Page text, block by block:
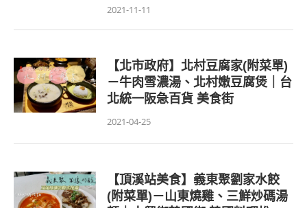
2021-11-11
【北市政府】北村豆腐家(附菜單)
－牛肉雪濃湯、北村嫩豆腐煲｜台
北統一阪急百貨 美食街
2021-04-25
【頂溪站美食】義東聚劉家水餃
(附菜單)－山東燒雞、三鮮炒碼湯